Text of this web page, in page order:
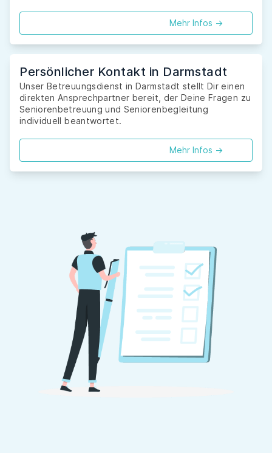
Mehr Infos ->
Persönlicher Kontakt in Darmstadt
Unser Betreuungsdienst in Darmstadt stellt Dir einen
direkten Ansprechpartner bereit, der Deine Fragen zu
Seniorenbetreuung und Seniorenbegleitung
individuell beantwortet.
Mehr Infos ->